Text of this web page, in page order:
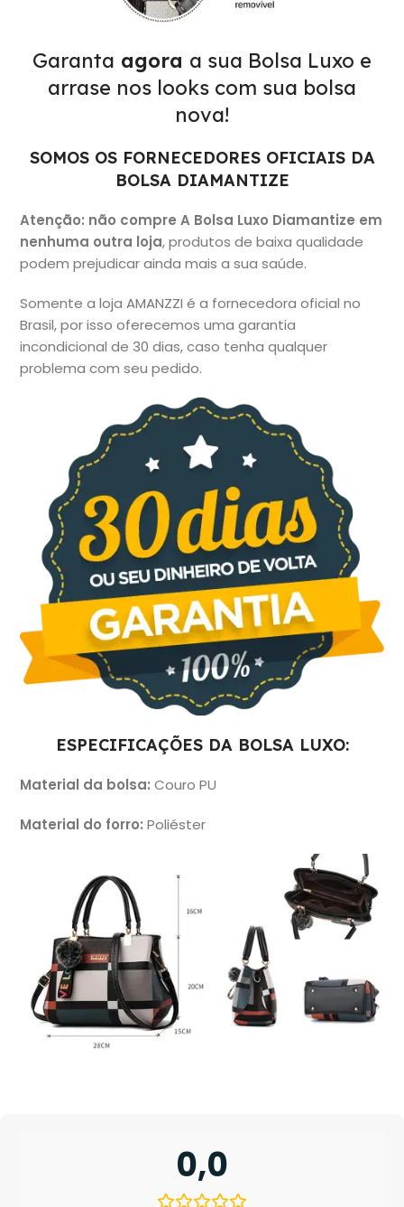
Garanta agora a sua Bolsa Luxo e
arrase nos looks com sua bolsa
nova!
SOMOS OS FORNECEDORES OFICIAIS DA
BOLSA DIAMANTIZE
Atenção: não compre A Bolsa Luxo Diamantize em
nenhuma outra loja, produtos de baixa qualidade
podem prejudicar ainda mais a sua saúde.
Somente a loja AMANZZI é a fornecedora oficial no
Brasil, por isso oferecemos uma garantia
incondicional de 30 dias, caso tenha qualquer
problema com seu pedido.
ESPECIFICAÇÕES DA BOLSA LUXO:
Material da bolsa: Couro PU
Material do forro: Poliéster
0,0